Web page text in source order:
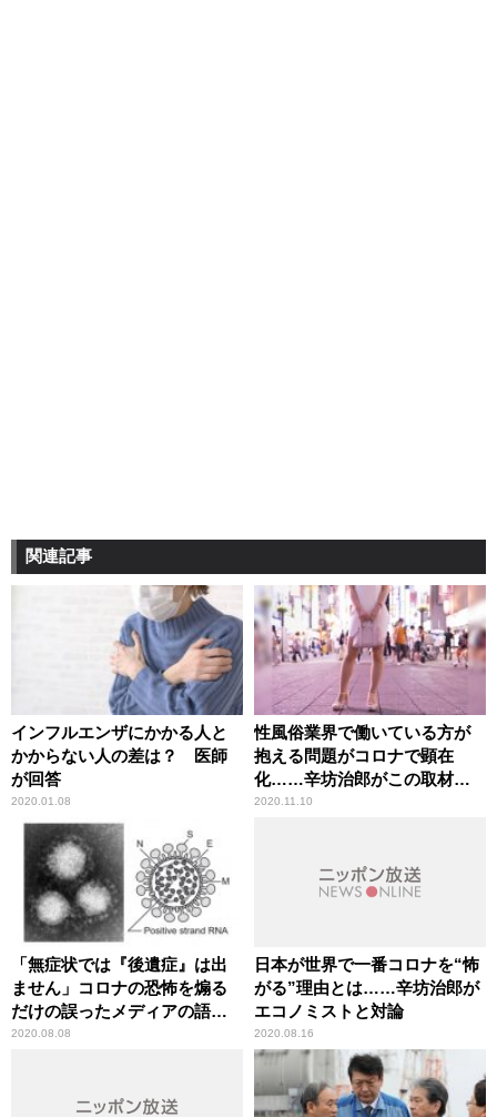
関連記事
インフルエンザにかかる人と
かからない人の差は？ 医師
が回答
2020.01.08
性風俗業界で働いている方が
抱える問題がコロナで顕在
化……辛坊治郎がこの取材記
事を精選
2020.11.10
「無症状では『後遺症』は出
ません」コロナの恐怖を煽る
だけの誤ったメディアの語法
に辛坊治郎が異議
2020.08.08
日本が世界で一番コロナを“怖
がる”理由とは……辛坊治郎が
エコノミストと対論
2020.08.16